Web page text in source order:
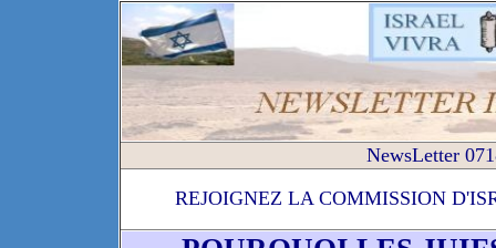
NewsLetter
REJOIGNEZ LA COMMISSION